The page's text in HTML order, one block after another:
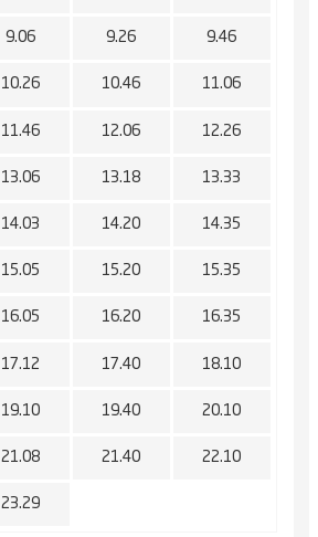
9.06 9.26 9.46
10.26 10.46 11.06
11.46 12.06 12.26
13.06 13.18 13.33
14.03 14.20 14.35
15.05 15.20 15.35
16.05 16.20 16.35
17.12 17.40 18.10
19.10 19.40 20.10
21.08 21.40 22.10
23.29